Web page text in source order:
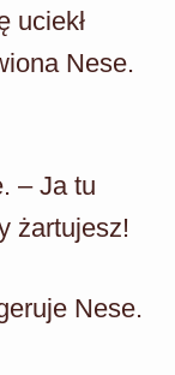
uciekł
Nese.
– Ja tu
żartujesz!
Nese.